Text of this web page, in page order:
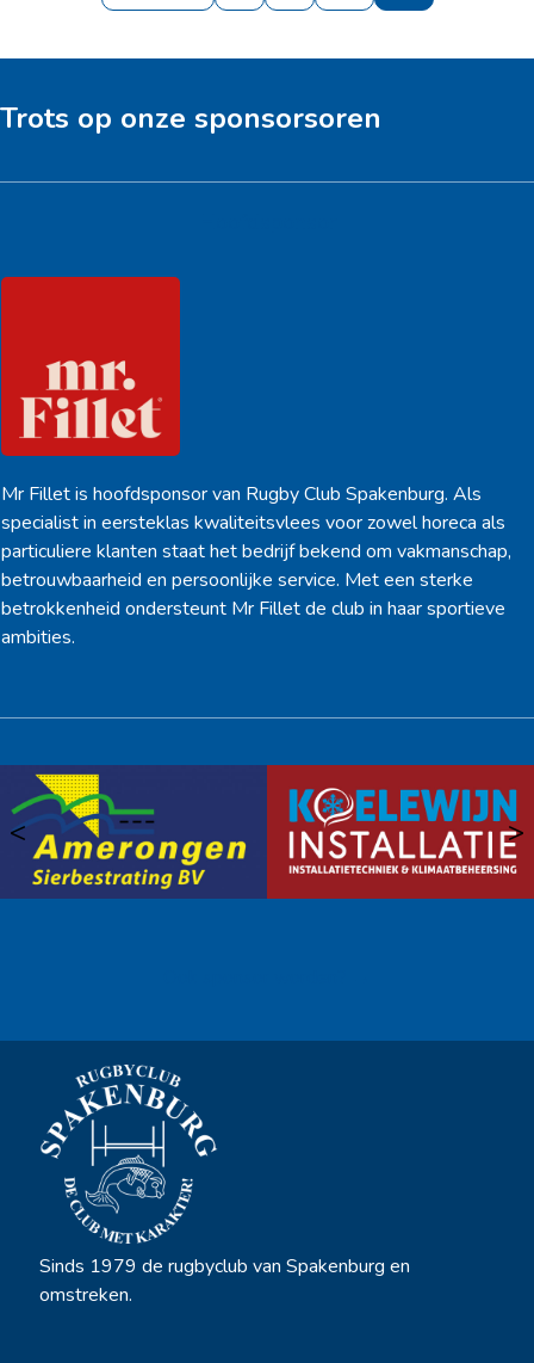
Trots op onze sponsorsoren
Mr Fillet is hoofdsponsor van Rugby Club Spakenburg. Als
specialist in eersteklas kwaliteitsvlees voor zowel horeca als
particuliere klanten staat het bedrijf bekend om vakmanschap,
betrouwbaarheid en persoonlijke service. Met een sterke
betrokkenheid ondersteunt Mr Fillet de club in haar sportieve
ambities.
< >
Sinds 1979 de rugbyclub van Spakenburg en
omstreken.